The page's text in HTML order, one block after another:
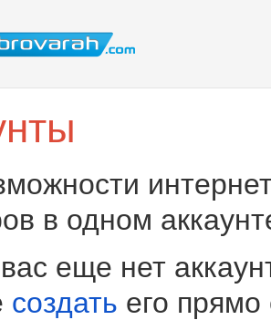
в одном
еще нет
создать его прямо